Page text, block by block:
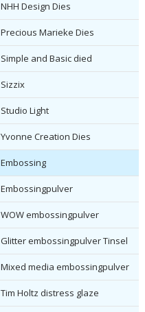
NHH Design Dies
Precious Marieke Dies
Simple and Basic died
Sizzix
Studio Light
Yvonne Creation Dies
Embossing
Embossingpulver
WOW embossingpulver
Glitter embossingpulver Tinsel
Mixed media embossingpulver
Tim Holtz distress glaze